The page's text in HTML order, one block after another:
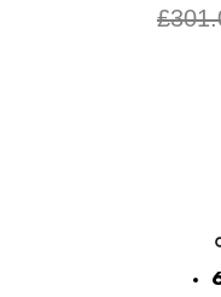
£